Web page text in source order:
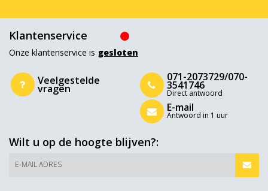
Klantenservice
Onze klantenservice is gesloten
Veelgestelde
vragen
071-2073729/070-
3541746
Direct antwoord
E-mail
Antwoord in 1 uur
Wilt u op de hoogte blijven?:
E-MAIL ADRES